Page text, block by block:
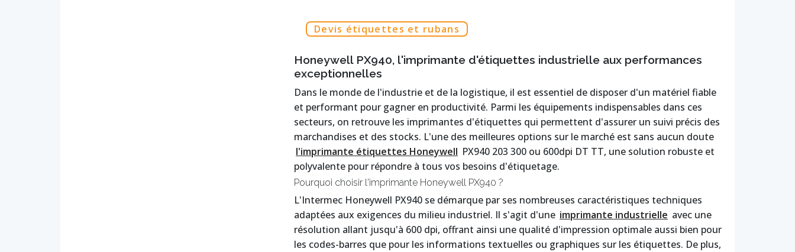
Devis étiquettes et rubans
Honeywell PX940, l'imprimante d'étiquettes industrielle aux performances
exceptionnelles
Dans le monde de l'industrie et de la logistique, il est essentiel de disposer d'un matériel fiable
et performant pour gagner en productivité. Parmi les équipements indispensables dans ces
secteurs, on retrouve les imprimantes d'étiquettes qui permettent d'assurer un suivi précis des
marchandises et des stocks. L'une des meilleures options sur le marché est sans aucun doute
l'imprimante étiquettes Honeywell PX940 203 300 ou 600dpi DT TT, une solution robuste et
polyvalente pour répondre à tous vos besoins d'étiquetage.
Pourquoi choisir l'imprimante Honeywell PX940 ?
L'Intermec Honeywell PX940 se démarque par ses nombreuses caractéristiques techniques
adaptées aux exigences du milieu industriel. Il s'agit d'une imprimante industrielle avec une
résolution allant jusqu'à 600 dpi, offrant ainsi une qualité d'impression optimale aussi bien pour
les codes-barres que pour les informations textuelles ou graphiques sur les étiquettes. De plus,